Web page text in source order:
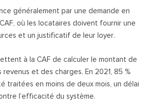
généralement par une demande en
où les locataires doivent fournir une
et un justificatif de leur loyer.
à la CAF de calculer le montant de
et des charges. En 2021, 85 %
traitées en moins de deux mois, un délai
l’efficacité du système.